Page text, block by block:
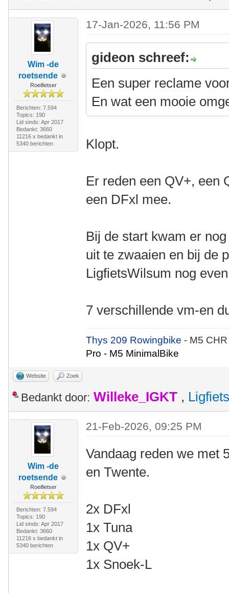
Wim -de
roetsende
Roeifietser
Berichten: 7.594
Topics: 190
Lid sinds: Apr 2017
Bedankt: 3660
11216 x bedankt in
5340 berichten
17-Jan-2026, 11:56 PM
gideon schreef:
Een super reclame
En wat een mooie
Klopt.
Er reden een QV+, een
een DFxl mee.
Bij de start kwam er
uit te zwaaien en bij de
LigfietsWilsum nog
7 verschillende vm-en
Thys 209 Rowingbike- M5
Pro - M5 MinimalBike
Website Zoek
Bedankt door: Willeke_IGKT ,
Wim -de
roetsende
Roeifietser
Berichten: 7.594
Topics: 190
Lid sinds: Apr 2017
Bedankt: 3660
11216 x bedankt in
5340 berichten
21-Feb-2026, 09:25 PM
Vandaag reden we met
en Twente.
2x DFxl
1x Tuna
1x QV+
1x Snoek-L